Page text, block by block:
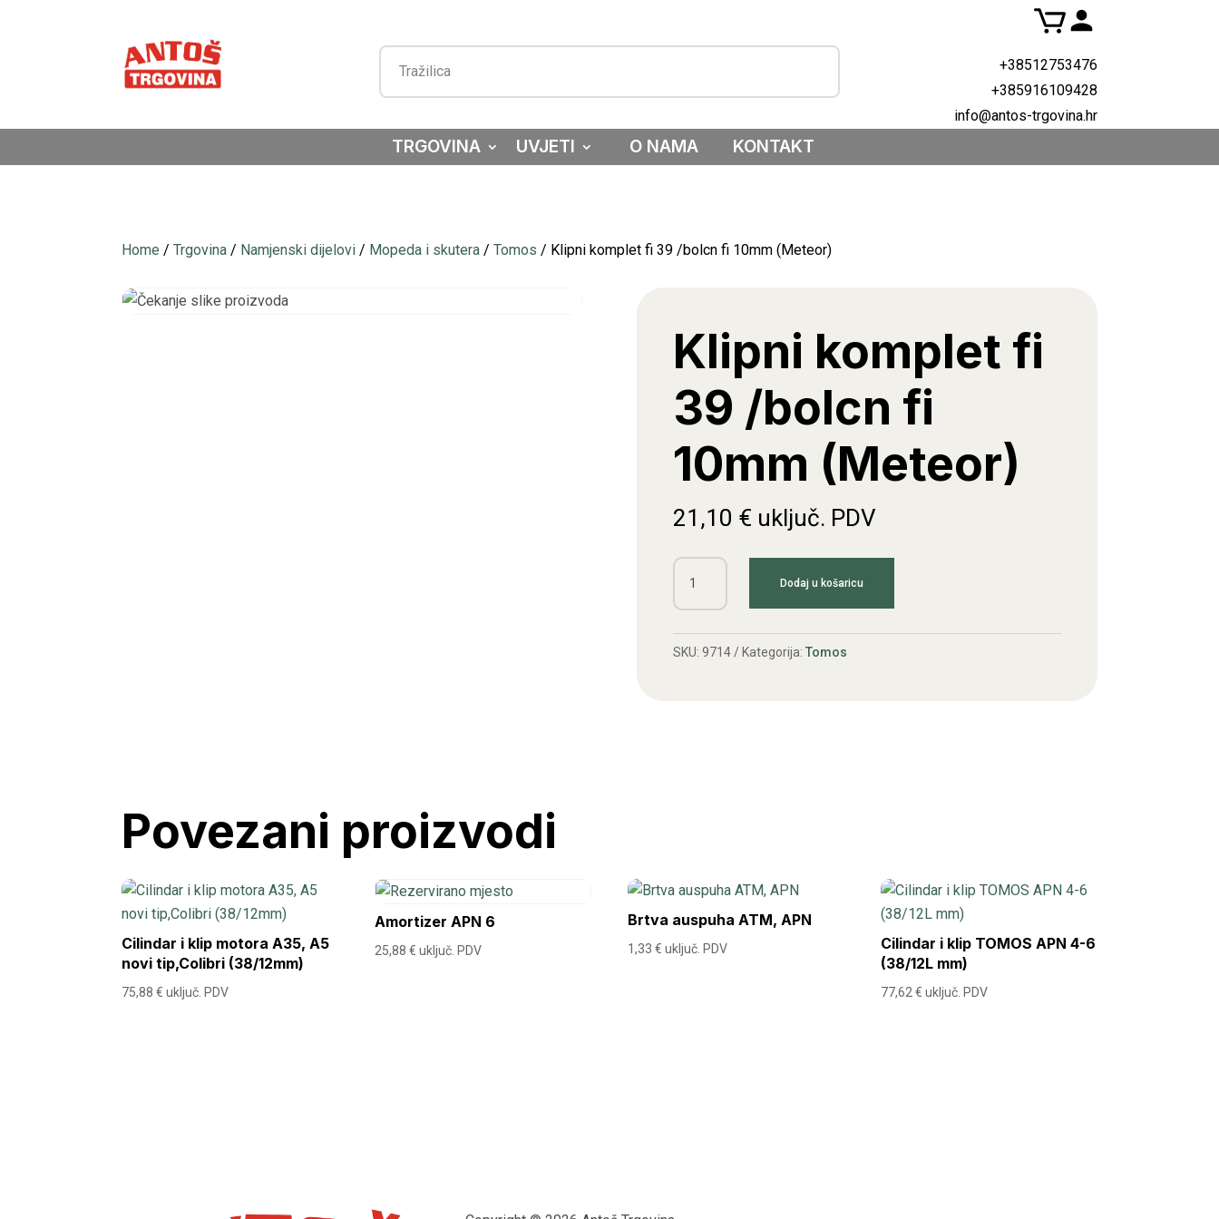
+38512753476
+385916109428
info@antos-trgovina.hr
TRGOVINA UVJETI O NAMA KONTAKT
Home /Trgovina / Namjenski dijelovi / Mopeda i skutera /Tomos / Klipni komplet fi 39 /bolcn fi 10mm (Meteor)
Klipni komplet fi
39 /bolcn fi
10mm (Meteor)
21,10 € uključ. PDV
Klipni
komplet
39
Dodaj u košaricu
SKU: 9714 Kategorija: Tomos
Povezani proizvodi
Cilindar i klip motora A35, A5
novi tip,Colibri (38/12mm)
75,88€ uključ. PDV
Amortizer APN 6
25,88€ uključ. PDV
Brtva auspuha ATM, APN
1,33€ uključ. PDV
Cilindar i klip TOMOS APN 4-6
(38/12L mm)
77,62€ uključ. PDV